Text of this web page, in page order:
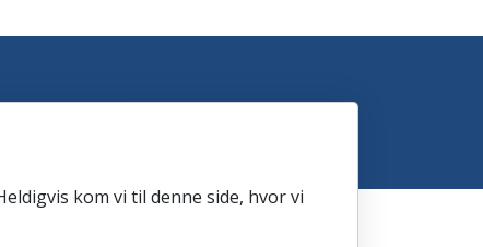
kom vi til denne side, hvor vi